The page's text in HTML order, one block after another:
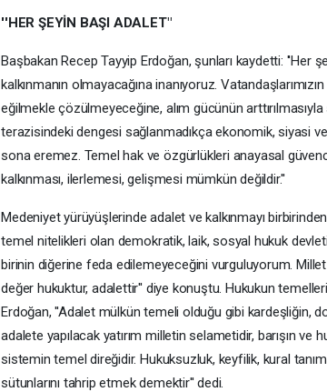
''HER ŞEYİN BAŞI ADALET"
Başbakan Recep Tayyip Erdoğan, şunları kaydetti: ''Her
kalkınmanın olmayacağına inanıyoruz.
eğilmekle çözülmeyeceğine, alım gücünün
terazisindeki dengesi sağlanmadıkça ekonomik, siyasi
sona eremez. Temel hak ve özgürlükleri anayasal
kalkınması, ilerlemesi, gelişmesi mümkün değildir.''
Medeniyet yürüyüşlerinde adalet ve kalkınmayı
temel nitelikleri olan demokratik, laik, sosyal hukuk devleti
birinin diğerine feda edilemeyeceğini vurguluyorum.
değer hukuktur, adalettir'' diye konuştu. Hukukun
Erdoğan, ''Adalet mülkün temeli olduğu gibi kardeşliğin,
adalete yapılacak yatırım milletin selametidir, barışın
sistemin temel direğidir. Hukuksuzluk, keyfilik, kural
sütunlarını tahrip etmek demektir'' dedi.